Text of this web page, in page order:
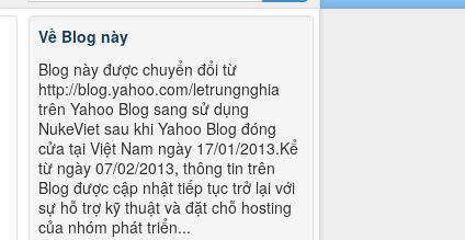
Về Blog này
Blog này được chuyển đổi từ
http://blog.yahoo.com/letrungnghia
trên Yahoo Blog sang sử dụng
NukeViet sau khi Yahoo Blog đóng
cửa tại Việt Nam ngày 17/01/2013.Kể
từ ngày 07/02/2013, thông tin trên
Blog được cập nhật tiếp tục trở lại với
sự hỗ trợ kỹ thuật và đặt chỗ hosting
của nhóm phát triển...